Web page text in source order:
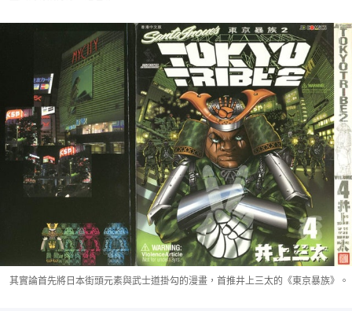
其實論首先將日本街頭元素與武士道掛勾的漫畫，首推井上三太的《東京暴族》。